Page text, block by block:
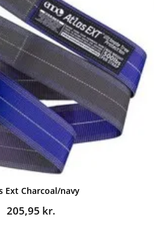
Ext Charcoal/navy
205,95 kr.